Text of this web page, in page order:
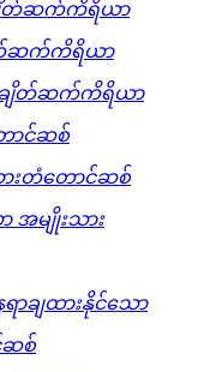
ျိတ်ဆက်ကိရိယာ
တ်ဆက်ကိရိယာ
မ ချိတ်ဆက်ကိရိယာ
ာင်ဆစ်
ားတံတောင်ဆစ်
ာ အမျိုးသား
ရာချထားနိုင်သော
ဆစ်